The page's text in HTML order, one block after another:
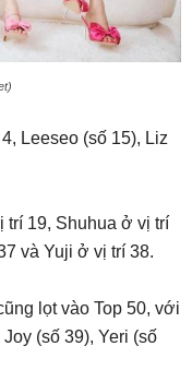
Leeseo (số 15), Liz
trí 19, Shuhua ở vị trí
và Yuji ở vị trí 38.
lọt vào Top 50, với
(số 39), Yeri (số